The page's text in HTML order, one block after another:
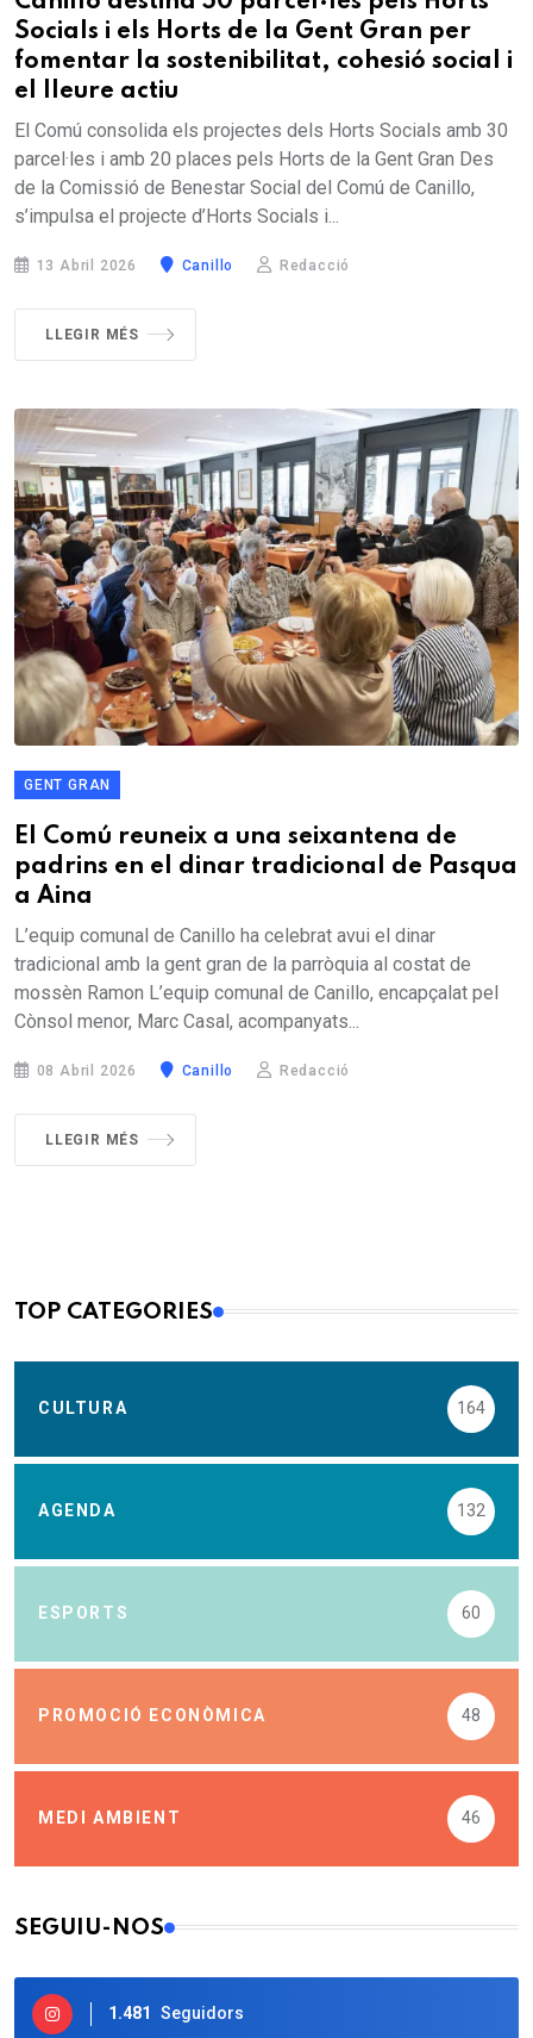
Socials i els Horts de la Gent Gran per
fomentar la sostenibilitat, cohesió social i
el lleure actiu
El Comú consolida els projectes dels Horts Socials amb 30
parcel·les i amb 20 places pels Horts de la Gent Gran Des
de la Comissió de Benestar Social del Comú de Canillo,
s’impulsa el projecte d’Horts Socials i...
13 Abril 2026 Canillo Redacció
LLEGIR MÉS
GENT GRAN
El Comú reuneix a una seixantena de
padrins en el dinar tradicional de Pasqua
a Aina
L’equip comunal de Canillo ha celebrat avui el dinar
tradicional amb la gent gran de la parròquia al costat de
mossèn Ramon L’equip comunal de Canillo, encapçalat pel
Cònsol menor, Marc Casal, acompanyats...
08 Abril 2026 Canillo Redacció
LLEGIR MÉS
TOP CATEGORIES
CULTURA 164
AGENDA 132
ESPORTS 60
PROMOCIÓ ECONÒMICA 48
MEDI AMBIENT 46
SEGUIU-NOS
1.481 Seguidors